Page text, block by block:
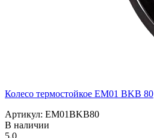
Колесо термостойкое EM01 BKB 80
Артикул: EM01BKB80
В наличии